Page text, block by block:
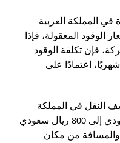
في المملكة العربية
الوقود المعقولة، فإذا
فإن تكلفة الوقود
سعودي شهريًا، اعتمادًا على
النقل في المملكة
العربية السعودية من 500 ريال سعودي إلى 800 ريال سعودي
والمسافة من مكان